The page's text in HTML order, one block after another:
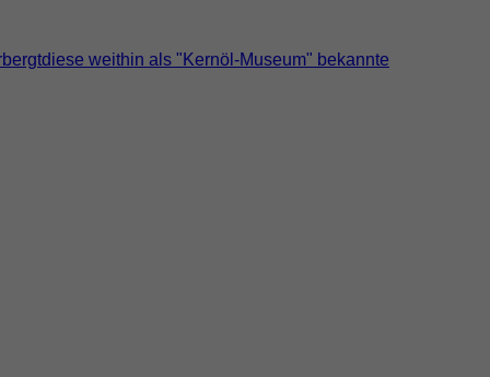
weithin als "Kernöl-Museum" bekannte